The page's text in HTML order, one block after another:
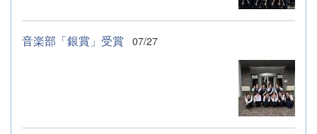
音楽部「銀賞」受賞 07/27